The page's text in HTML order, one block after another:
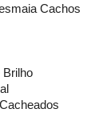
Cachos
Brilho